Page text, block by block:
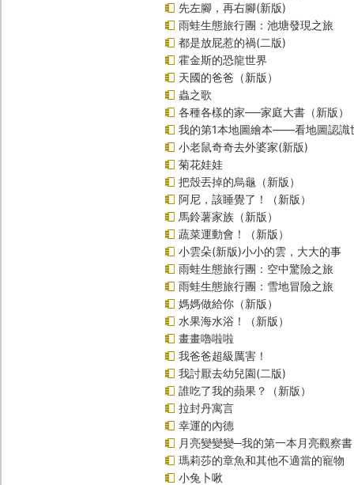
先左腳，再右腳(新版)
雨蛙生態旅行團：池塘發現之旅
都是放屁惹的禍(二版)
霍金斯的恐龍世界
天國的爸爸（新版）
蟲之歌
各種各樣的家──家庭大書（新版）
我的第1本地圖繪本――看地圖認識
小老鼠奇奇去外婆家(新版)
菊花娃娃
把殼丟掉的烏龜（新版）
阿尼，該睡覺了！（新版）
馬鈴薯家族（新版）
蔬菜運動會！（新版）
小雲朵(新版)小小的雲，大大的事
雨蛙生態旅行團：空中驚險之旅
雨蛙生態旅行團：雪地冒險之旅
媽媽做給你（新版）
水果海水浴！（新版）
畫畫嚕啦啦
我爸爸超級厲害！
我討厭去幼兒園(二版)
誰吃了我的蘋果？（新版）
拉封丹寓言
幸運的內德
月亮變變變─我的第一本月亮觀察書
瑪莉莎的章魚和其他不適當的寵物
小兔卜啾